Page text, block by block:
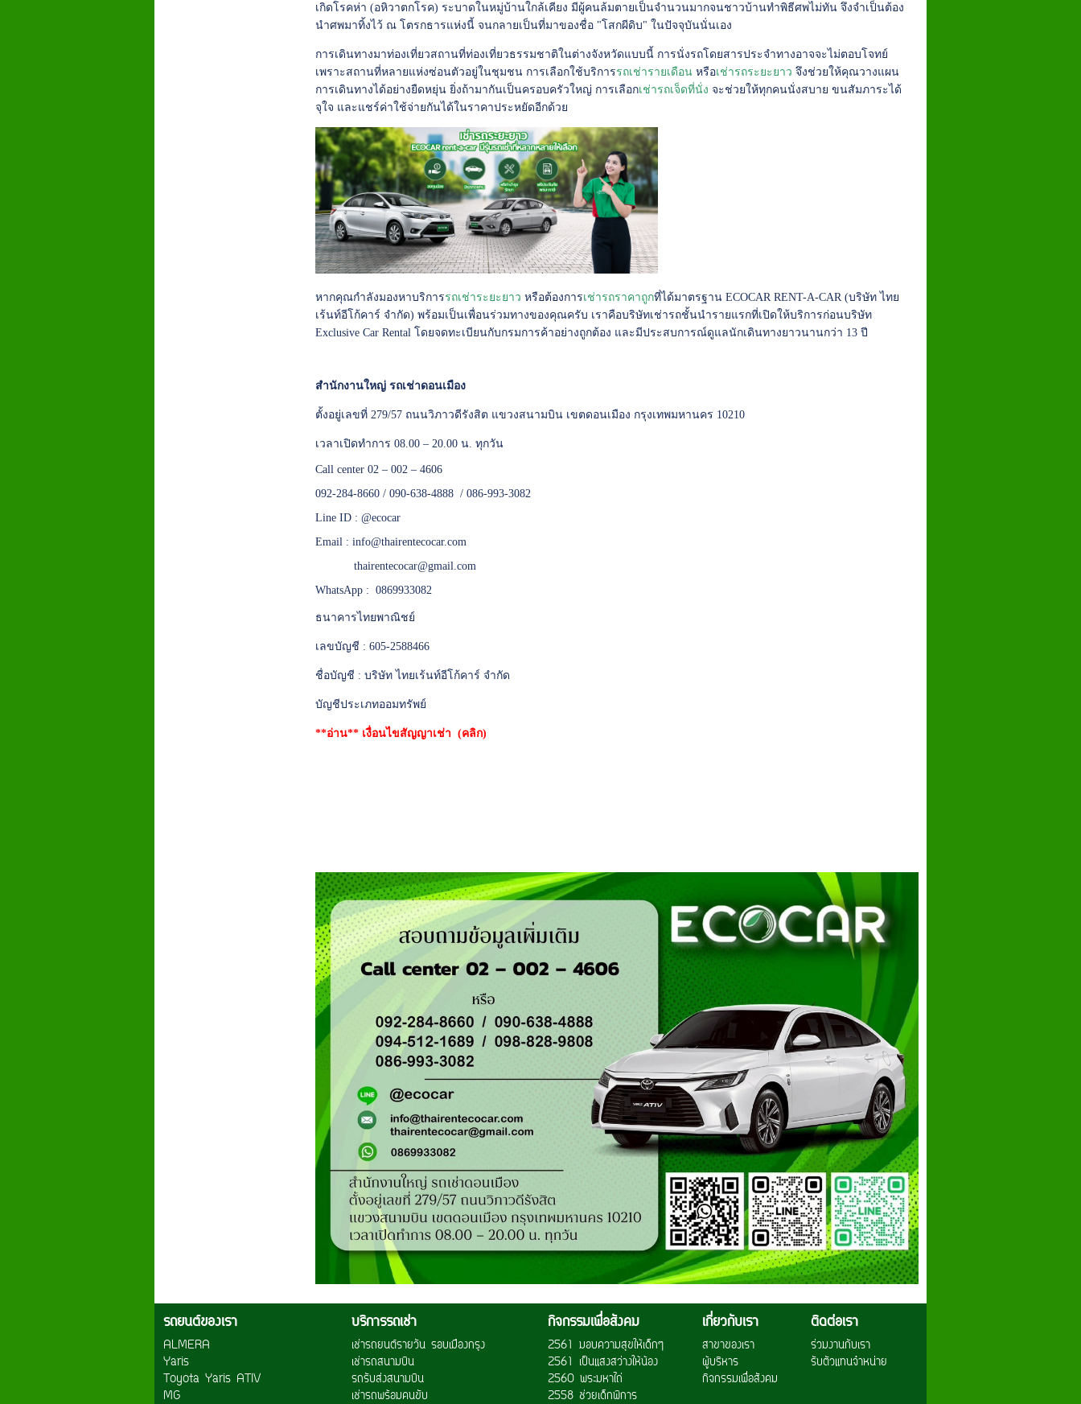
เกิดโรคห่า (อหิวาตกโรค) ระบาดในหมู่บ้านใกล้เคียง มีผู้คนล้มตายเป็นจำนวนมากจนชาวบ้านทำพิธีศพไม่ทัน จึงจำเป็นต้อง
นำศพมาทิ้งไว้ ณ โตรกธารแห่งนี้ จนกลายเป็นที่มาของชื่อ "โสกผีดิบ" ในปัจจุบันนั่นเอง
การเดินทางมาท่องเที่ยวสถานที่ท่องเที่ยวธรรมชาติในต่างจังหวัดแบบนี้ การนั่งรถโดยสารประจำทางอาจจะไม่ตอบโจทย์
เพราะสถานที่หลายแห่งซ่อนตัวอยู่ในชุมชน การเลือกใช้บริการรถเช่ารายเดือน หรือเช่ารถระยะยาว จึงช่วยให้คุณวางแผน
การเดินทางได้อย่างยืดหยุ่น ยิ่งถ้ามากันเป็นครอบครัวใหญ่ การเลือกเช่ารถเจ็ดที่นั่ง จะช่วยให้ทุกคนนั่งสบาย ขนสัมภาระได้
จุใจ และแชร์ค่าใช้จ่ายกันได้ในราคาประหยัดอีกด้วย
หากคุณกำลังมองหาบริการรถเช่าระยะยาว หรือต้องการเช่ารถราคาถูกที่ได้มาตรฐาน ECOCAR RENT-A-CAR (บริษัท ไทย
เร้นท์อีโก้คาร์ จำกัด) พร้อมเป็นเพื่อนร่วมทางของคุณครับ เราคือบริษัทเช่ารถชั้นนำรายแรกที่เปิดให้บริการก่อนบริษัท
Exclusive Car Rental โดยจดทะเบียนกับกรมการค้าอย่างถูกต้อง และมีประสบการณ์ดูแลนักเดินทางยาวนานกว่า 13 ปี
สำนักงานใหญ่ รถเช่าดอนเมือง
ตั้งอยู่เลขที่ 279/57 ถนนวิภาวดีรังสิต แขวงสนามบิน เขตดอนเมือง กรุงเทพมหานคร 10210
เวลาเปิดทำการ 08.00 – 20.00 น. ทุกวัน
Call center 02 – 002 – 4606
092-284-8660 / 090-638-4888 / 086-993-3082
Line ID :@ecocar
Email :info@thairentecocar.com
thairentecocar@gmail.com
WhatsApp : 0869933082
ธนาคารไทยพาณิชย์
เลขบัญชี : 605-2588466
ชื่อบัญชี : บริษัท ไทยเร้นท์อีโก้คาร์ จำกัด
บัญชีประเภทออมทรัพย์
**อ่าน** เงื่อนไขสัญญาเช่า (คลิก)
รถยนต์ของเรา
ALMERA
Yaris
Toyota Yaris ATIV
MG
บริการรถเช่า
เช่ารถยนต์รายวัน รอบเมืองกรุง
เช่ารถสนามบิน
รถรับส่งสนามบิน
เช่ารถพร้อมคนขับ
กิจกรรมเพื่อสังคม
2561 มอบความสุขให้เด็กๆ
2561 เป็นแสงสว่างให้น้อง
2560 พระมหาไถ่
2558 ช่วยเด็กพิการ
เกี่ยวกับเรา
สาขาของเรา
ผู้บริหาร
กิจกรรมเพื่อสังคม
ติดต่อเรา
ร่วมงานกับเรา
รับตัวแทนจำหน่าย